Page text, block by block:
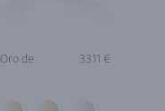
Oro de 3311 €